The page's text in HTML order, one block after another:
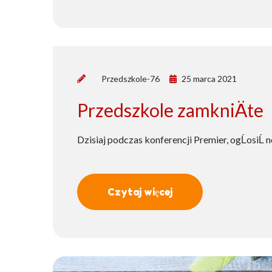
Przedszkole-76 25 marca 2021
Przedszkole zamkniÄte
Dzisiaj podczas konferencji Premier, ogĹosiĹ
Czytaj więcej